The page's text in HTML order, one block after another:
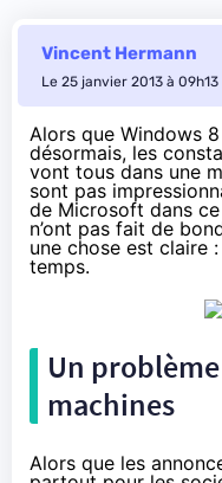
Vincent Hermann
Le 25 janvier 2013 à 09h13
Alors que Windows
désormais, les
vont tous dans une
sont pas
de Microsoft dans
n’ont pas fait de
une chose est claire :
temps.
Un
machines
Alors que les